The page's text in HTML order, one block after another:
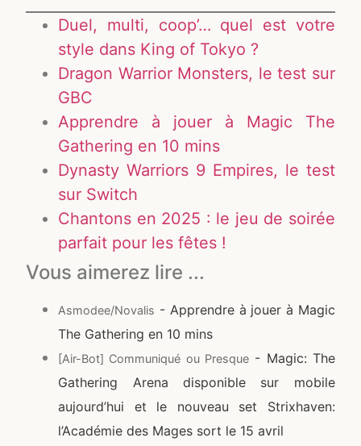
Duel, multi, coop’… quel est votre
style dans King of Tokyo ?
Dragon Warrior Monsters, le test sur
GBC
Apprendre à jouer à Magic The
Gathering en 10 mins
Dynasty Warriors 9 Empires, le test
sur Switch
Chantons en 2025 : le jeu de soirée
parfait pour les fêtes !
Vous aimerez lire ...
Asmodee/Novalis - Apprendre à jouer à Magic
The Gathering en 10 mins
[Air-Bot] Communiqué ou Presque - Magic: The
Gathering Arena disponible sur mobile
aujourd’hui et le nouveau set Strixhaven:
l’Académie des Mages sort le 15 avril